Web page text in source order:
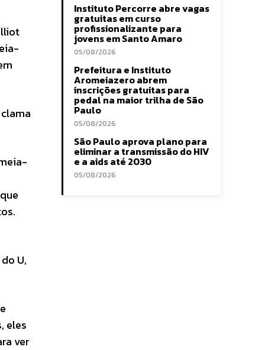
U,
eles
ver
Instituto Percorre abre vagas
gratuitas em curso
profissionalizante para
jovens em Santo Amaro
05/08/2026
Prefeitura e Instituto
Aromeiazero abrem
inscrições gratuitas para
pedal na maior trilha de São
Paulo
05/08/2026
São Paulo aprova plano para
eliminar a transmissão do HIV
e a aids até 2030
05/08/2026